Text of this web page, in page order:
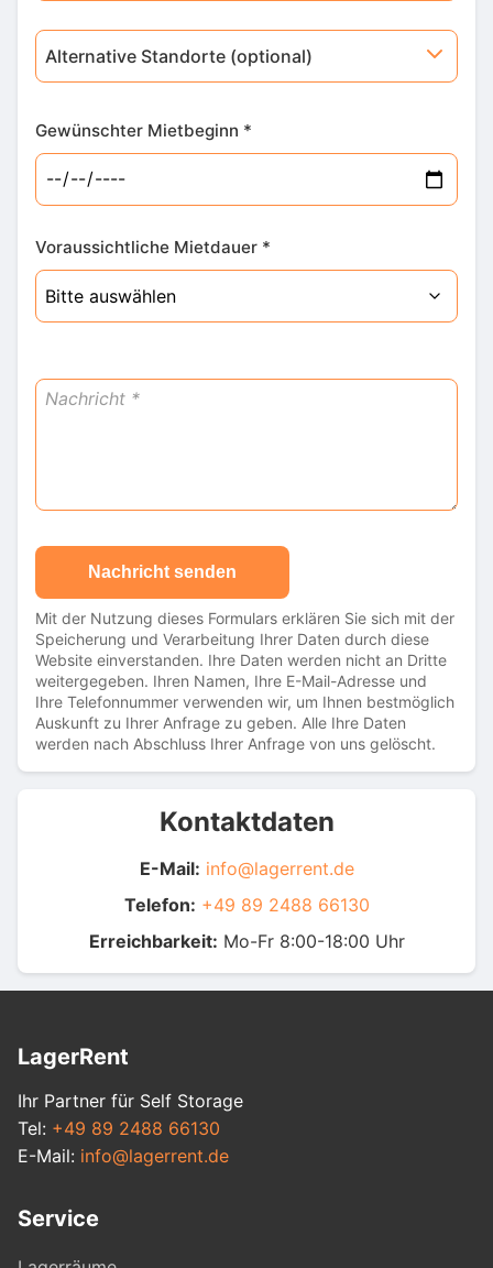
Alternative Standorte (optional)
Gewünschter Mietbeginn *
Voraussichtliche Mietdauer *
Nachricht senden
Mit der Nutzung dieses Formulars erklären Sie sich mit der
Speicherung und Verarbeitung Ihrer Daten durch diese
Website einverstanden. Ihre Daten werden nicht an Dritte
weitergegeben. Ihren Namen, Ihre E-Mail-Adresse und
Ihre Telefonnummer verwenden wir, um Ihnen bestmöglich
Auskunft zu Ihrer Anfrage zu geben. Alle Ihre Daten
werden nach Abschluss Ihrer Anfrage von uns gelöscht.
Kontaktdaten
E-Mail: info@lagerrent.de
Telefon: +49 89 2488 66130
Erreichbarkeit: Mo-Fr 8:00-18:00 Uhr
LagerRent
Ihr Partner für Self Storage
Tel: +49 89 2488 66130
E-Mail: info@lagerrent.de
Service